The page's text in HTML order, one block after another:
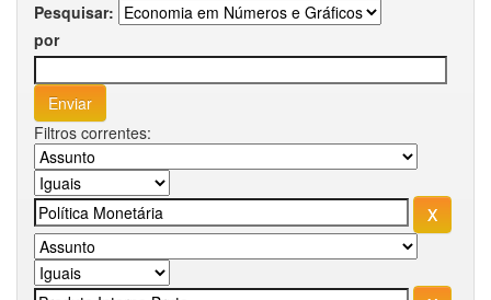
Pesquisar:
por
Filtros correntes: